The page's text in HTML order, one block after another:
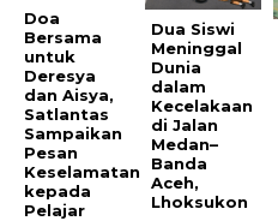
Doa
Bersama
untuk
Deresya
dan Aisya,
Satlantas
Sampaikan
Pesan
Keselamatan
kepada
Pelajar
Dua Siswi
Meninggal
Dunia
dalam
Kecelakaan
di Jalan
Medan–
Banda
Aceh,
Lhoksukon